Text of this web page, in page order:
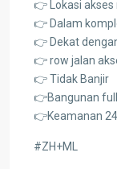
👉 Lokasi
👉 Dalam
👉 Dekat
👉 row jalan
👉 Tidak Banjir
👉Bangunan
👉Keamanan
#ZH+ML